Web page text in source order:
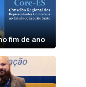
fim de ano